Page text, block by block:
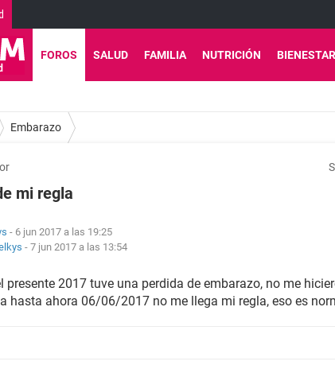
FOROS SALUD FAMILIA NUTRICIÓN BIENESTAR
Embarazo
mi regla
- 6 jun 2017 a las 19:25
- 7 jun 2017 a las 13:54
presente 2017 tuve una perdida de embarazo, no me
hasta ahora 06/06/2017 no me llega mi regla, eso es